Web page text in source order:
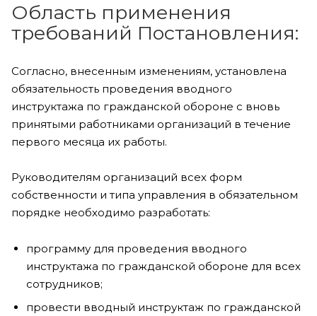
Область применения
требований Постановления:
Согласно, внесенным изменениям, установлена
обязательность проведения вводного
инструктажа по гражданской обороне с вновь
принятыми работниками организаций в течение
первого месяца их работы.
Руководителям организаций всех форм
собственности и типа управления в обязательном
порядке необходимо разработать:
программу для проведения вводного
инструктажа по гражданской обороне для всех
сотрудников;
провести вводный инструктаж по гражданской